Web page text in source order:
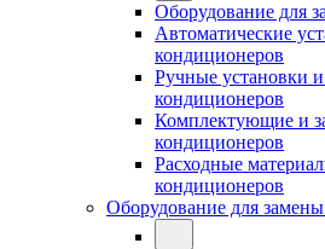
Оборудование для
Автоматические
кондиционеров
Ручные установки
кондиционеров
Комплектующие и
кондиционеров
Расходные
кондиционеров
Оборудование для